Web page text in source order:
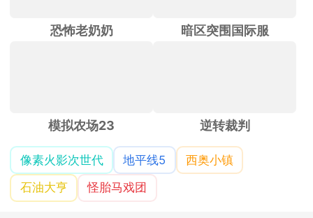
恐怖老奶奶 暗区突围国际服
模拟农场23 逆转裁判
像素火影次世代 地平线5
西奥小镇
石油大亨
怪胎马戏团